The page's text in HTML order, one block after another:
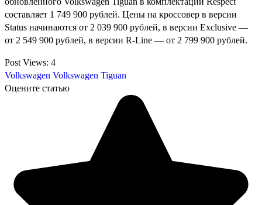
составляет 1 749 900 рублей. Цены на кроссовер в версии
Status начинаются от 2 039 900 рублей, в версии Exclusive —
от 2 549 900 рублей, в версии R-Line — от 2 799 900 рублей.
Post Views: 4
Volkswagen Volkswagen Tiguan
Оцените статью